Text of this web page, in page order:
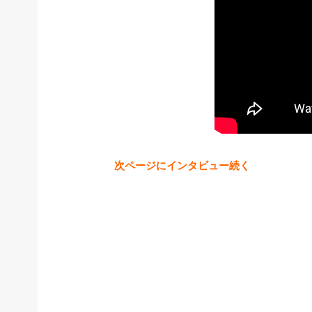
次ページにインタビュー続く